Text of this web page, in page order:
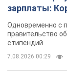
зарплаты:
Одновременно с
правительство
стипендий
7.08.2026 00:29